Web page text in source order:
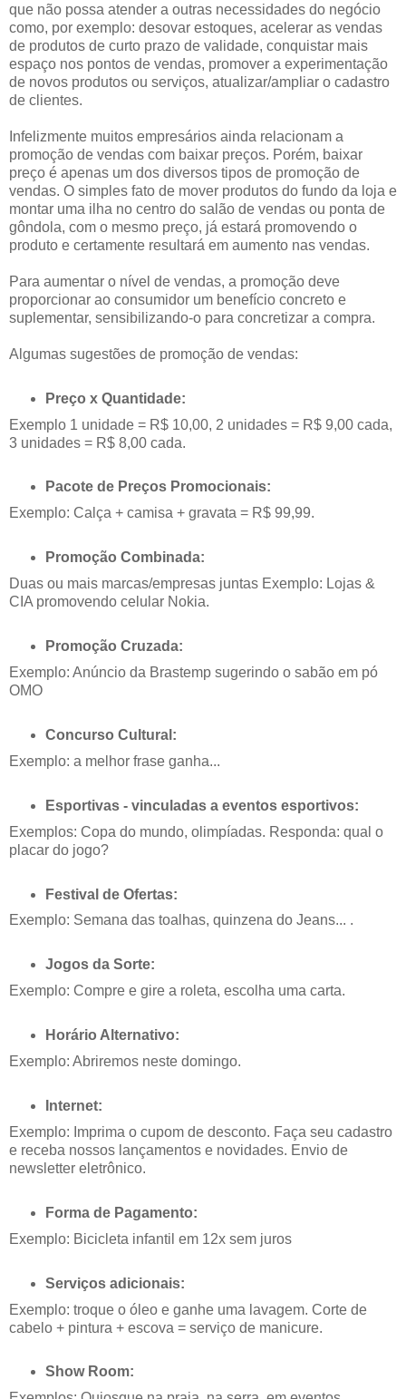
que não possa atender a outras necessidades do negócio
como, por exemplo: desovar estoques, acelerar as vendas
de produtos de curto prazo de validade, conquistar mais
espaço nos pontos de vendas, promover a experimentação
de novos produtos ou serviços, atualizar/ampliar o cadastro
de clientes.
Infelizmente muitos empresários ainda relacionam a
promoção de vendas com baixar preços. Porém, baixar
preço é apenas um dos diversos tipos de promoção de
vendas. O simples fato de mover produtos do fundo da loja e
montar uma ilha no centro do salão de vendas ou ponta de
gôndola, com o mesmo preço, já estará promovendo o
produto e certamente resultará em aumento nas vendas.
Para aumentar o nível de vendas, a promoção deve
proporcionar ao consumidor um benefício concreto e
suplementar, sensibilizando-o para concretizar a compra.
Algumas sugestões de promoção de vendas:
Preço x Quantidade:
Exemplo 1 unidade = R$ 10,00, 2 unidades = R$ 9,00 cada,
3 unidades = R$ 8,00 cada.
Pacote de Preços Promocionais:
Exemplo: Calça + camisa + gravata = R$ 99,99.
Promoção Combinada:
Duas ou mais marcas/empresas juntas Exemplo: Lojas &
CIA promovendo celular Nokia.
Promoção Cruzada:
Exemplo: Anúncio da Brastemp sugerindo o sabão em pó
OMO
Concurso Cultural:
Exemplo: a melhor frase ganha...
Esportivas - vinculadas a eventos esportivos:
Exemplos: Copa do mundo, olimpíadas. Responda: qual o
placar do jogo?
Festival de Ofertas:
Exemplo: Semana das toalhas, quinzena do Jeans... .
Jogos da Sorte:
Exemplo: Compre e gire a roleta, escolha uma carta.
Horário Alternativo:
Exemplo: Abriremos neste domingo.
Internet:
Exemplo: Imprima o cupom de desconto. Faça seu cadastro
e receba nossos lançamentos e novidades. Envio de
newsletter eletrônico.
Forma de Pagamento:
Exemplo: Bicicleta infantil em 12x sem juros
Serviços adicionais:
Exemplo: troque o óleo e ganhe uma lavagem. Corte de
cabelo + pintura + escova = serviço de manicure.
Show Room: